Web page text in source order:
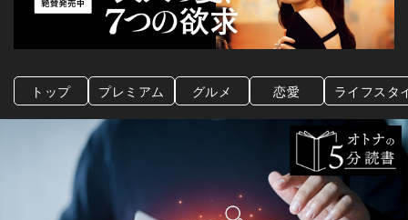
トップ プレミアム グルメ 恋愛 ライフスタ